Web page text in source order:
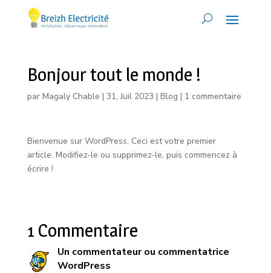
Bonjour tout le monde !
par Magaly Chable | 31, Juil 2023 | Blog | 1 commentaire
Bienvenue sur WordPress. Ceci est votre premier
article. Modifiez-le ou supprimez-le, puis commencez à
écrire !
1 Commentaire
Un commentateur ou commentatrice
WordPress